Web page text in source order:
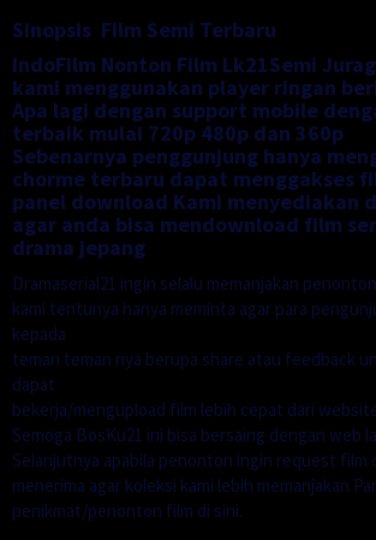
Sinopsis Film Semi Terbaru
IndoFilm Nonton Film Lk21Semi
kami menggunakan player ringan
Apa lagi dengan support mobile
terbaik mulai 720p 480p dan 360p
Sebenarnya penggunjung hanya
chorme terbaru dapat menggakses
panel download Kami menyediakan
agar anda bisa mendownload film
drama jepang
Dramaserial21 ingin selalu memanjakan
kami tentunya hanya meminta agar para
kepada
teman teman nya berupa share atau feedback
dapat
bekerja/mengupload film lebih cepat dari
Semoga BosKu21 ini bisa bersaing dengan web
Selanjutnya apabila penonton ingin request film
menerima agar koleksi kami lebih memanjakan
penikmat/penonton film di sini.